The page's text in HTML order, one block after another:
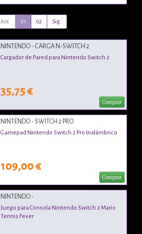
Ant. 01 02 Sig.
NINTENDO - CARGA N-SWITCH 2
Cargador de Pared para Nintendo Switch 2
35,75 €
Comprar
NINTENDO - SWITCH 2 PRO
Gamepad Nintendo Switch 2 Pro Inalámbrico
109,00 €
Comprar
NINTENDO -
Juego para Consola Nintendo Switch 2 Mario
Tennis Fever